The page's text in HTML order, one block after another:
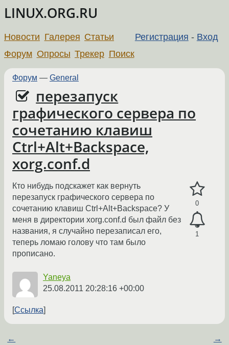
LINUX.ORG.RU
Регистрация - Вход
Новости Галерея Статьи
Форум Опросы Трекер Поиск
Форум — General
перезапуск
графического сервера по
сочетанию клавиш
Ctrl+Alt+Backspace,
xorg.conf.d
0
1
Кто нибудь подскажет как вернуть
перезапуск графического сервера по
сочетанию клавиш Ctrl+Alt+Backspace? У
меня в директории xorg.conf.d был файл без
названия, я случайно перезаписал его,
теперь ломаю голову что там было
прописано.
Yaneya
25.08.2011 20:28:16 +00:00
Ссылка
← →